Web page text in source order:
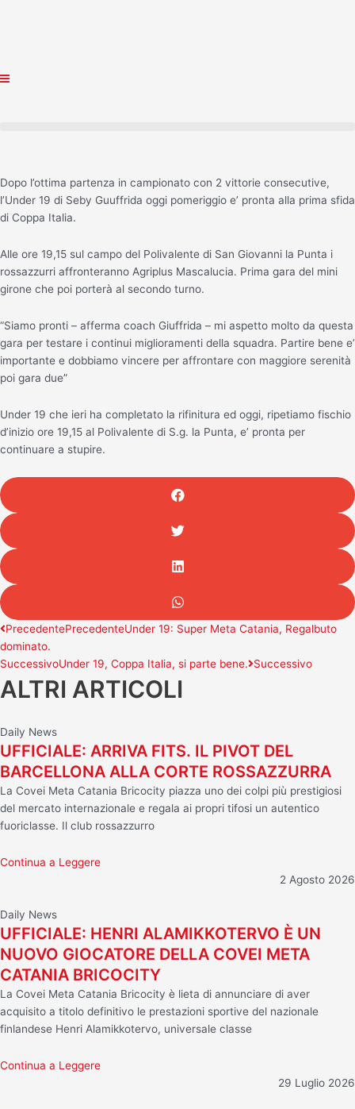
Dopo l’ottima partenza in campionato con 2 vittorie consecutive,
l’Under 19 di Seby Guuffrida oggi pomeriggio e’ pronta alla prima sfida
di Coppa Italia.
Alle ore 19,15 sul campo del Polivalente di San Giovanni la Punta i
rossazzurri affronteranno Agriplus Mascalucia. Prima gara del mini
girone che poi porterà al secondo turno.
“Siamo pronti – afferma coach Giuffrida – mi aspetto molto da questa
gara per testare i continui miglioramenti della squadra. Partire bene e’
importante e dobbiamo vincere per affrontare con maggiore serenità
poi gara due”
Under 19 che ieri ha completato la rifinitura ed oggi, ripetiamo fischio
d’inizio ore 19,15 al Polivalente di S.g. la Punta, e’ pronta per
continuare a stupire.
PrecedentePrecedenteUnder 19: Super Meta Catania, Regalbuto
dominato.
SuccessivoUnder 19, Coppa Italia, si parte bene. Successivo
ALTRI ARTICOLI
Daily News
UFFICIALE: ARRIVA FITS. IL PIVOT DEL
BARCELLONA ALLA CORTE ROSSAZZURRA
La Covei Meta Catania Bricocity piazza uno dei colpi più prestigiosi
del mercato internazionale e regala ai propri tifosi un autentico
fuoriclasse. Il club rossazzurro
Continua a Leggere
2 Agosto 2026
Daily News
UFFICIALE: HENRI ALAMIKKOTERVO È UN
NUOVO GIOCATORE DELLA COVEI META
CATANIA BRICOCITY
La Covei Meta Catania Bricocity è lieta di annunciare di aver
acquisito a titolo definitivo le prestazioni sportive del nazionale
finlandese Henri Alamikkotervo, universale classe
Continua a Leggere
29 Luglio 2026